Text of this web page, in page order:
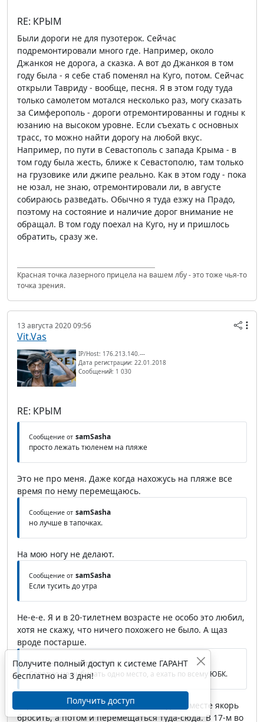
RE: КРЫМ
Были дороги не для пузотерок. Сейчас
подремонтировали много где. Например, около
Джанкоя не дорога, а сказка. А вот до Джанкоя в том
году была - я себе стаб поменял на Куго, потом. Сейчас
открыли Тавриду - вообще, песня. Я в этом году туда
только самолетом мотался несколько раз, могу сказать
за Симферополь - дороги отремонтированны и годны к
юзанию на высоком уровне. Если съехать с основных
трасс, то можно найти дорогу на любой вкус.
Например, по пути в Севастополь с запада Крыма - в
том году была жесть, ближе к Севастополю, там только
на грузовике или джипе реально. Как в этом году - пока
не юзал, не знаю, отремонтировали ли, в августе
собираюсь разведать. Обычно я туда езжу на Прадо,
поэтому на состояние и наличие дорог внимание не
обращал. В том году поехал на Куго, ну и пришлось
обратить, сразу же.
Красная точка лазерного прицела на вашем лбу - это тоже чья-то
точка зрения.
13 августа 2020 09:56
Vit.Vas
IP/Host: 176.213.140.---
Дата регистрации: 22.01.2018
Сообщений: 1 030
RE: КРЫМ
Сообщение от samSasha
просто лежать тюленем на пляже
Это не про меня. Даже когда нахожусь на пляже все
время по нему перемещаюсь.
Сообщение от samSasha
но лучше в тапочках.
На мою ногу не делают.
Сообщение от samSasha
Если тусить до утра
Не-е-е. Я и в 20-тилетнем возрасте не особо это любил,
хотя не скажу, что ничего похожего не было. А щаз
вроде постарше.
Сообщение от samSasha
Советую не выбирать одно место, а ехать по всему ЮБК.
Хороший вид отдыха, но хочется в одном месте якорь
бросить, а потом и перемещаться туда-сюда. В 17-м во
Получите полный доступ к системе ГАРАНТ
бесплатно на 3 дня!
Получить доступ